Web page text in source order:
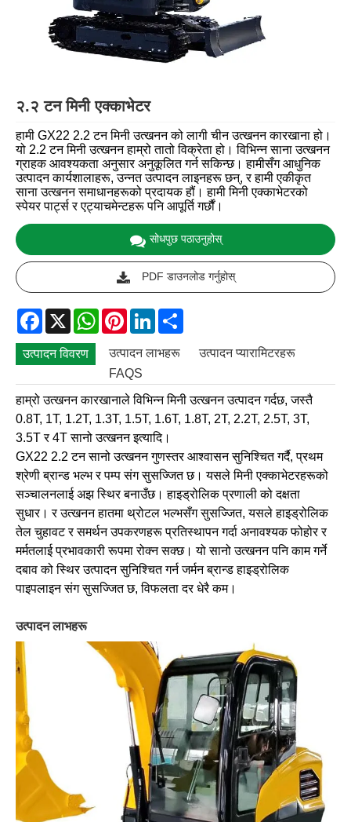
२.२ टन मिनी एक्काभेटर
हामी GX22 2.2 टन मिनी उत्खनन को लागी चीन उत्खनन कारखाना हो।
यो 2.2 टन मिनी उत्खनन हाम्रो तातो विक्रेता हो। विभिन्न साना उत्खनन
ग्राहक आवश्यकता अनुसार अनुकूलित गर्न सकिन्छ। हामीसँग आधुनिक
उत्पादन कार्यशालाहरू, उन्नत उत्पादन लाइनहरू छन्, र हामी एकीकृत
साना उत्खनन समाधानहरूको प्रदायक हौं। हामी मिनी एक्काभेटरको
स्पेयर पार्ट्स र एट्याचमेन्टहरू पनि आपूर्ति गर्छौं।
सोधपुछ पठाउनुहोस्
PDF डाउनलोड गर्नुहोस्
Facebook
X WhatsApp
PinterestLinkedIn
उत्पादन विवरण उत्पादन लाभहरू
उत्पादन प्यारामिटरहरू
FAQS
हाम्रो उत्खनन कारखानाले विभिन्न मिनी उत्खनन उत्पादन गर्दछ, जस्तै
0.8T, 1T, 1.2T, 1.3T, 1.5T, 1.6T, 1.8T, 2T, 2.2T, 2.5T, 3T,
3.5T र 4T सानो उत्खनन इत्यादि।
GX22 2.2 टन सानो उत्खनन गुणस्तर आश्वासन सुनिश्चित गर्दै, प्रथम
श्रेणी ब्रान्ड भल्भ र पम्प संग सुसज्जित छ। यसले मिनी एक्काभेटरहरूको
सञ्चालनलाई अझ स्थिर बनाउँछ। हाइड्रोलिक प्रणाली को दक्षता
सुधार। र उत्खनन हातमा थ्रोटल भल्भसँग सुसज्जित, यसले हाइड्रोलिक
तेल चुहावट र समर्थन उपकरणहरू प्रतिस्थापन गर्दा अनावश्यक फोहोर र
मर्मतलाई प्रभावकारी रूपमा रोक्न सक्छ। यो सानो उत्खनन पनि काम गर्ने
दबाव को स्थिर उत्पादन सुनिश्चित गर्न जर्मन ब्रान्ड हाइड्रोलिक
पाइपलाइन संग सुसज्जित छ, विफलता दर धेरै कम।
उत्पादन लाभहरू